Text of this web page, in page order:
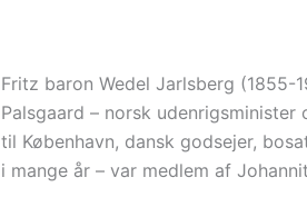
Fritz baron Wedel Jarlsberg (1855-
Palsgaard – norsk udenrigsminister
til København, dansk godsejer,
i mange år – var medlem af